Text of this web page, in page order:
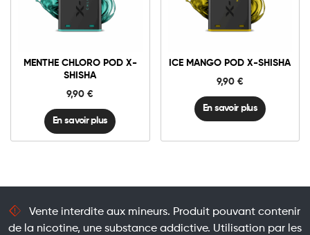
MENTHE CHLORO POD X-
SHISHA
9,90€
En savoir plus
ICE MANGO POD X-SHISHA
9,90 €
En savoir plus
Vente interdite aux mineurs. Produit pouvant contenir
de la nicotine, une substance addictive. Utilisation par les